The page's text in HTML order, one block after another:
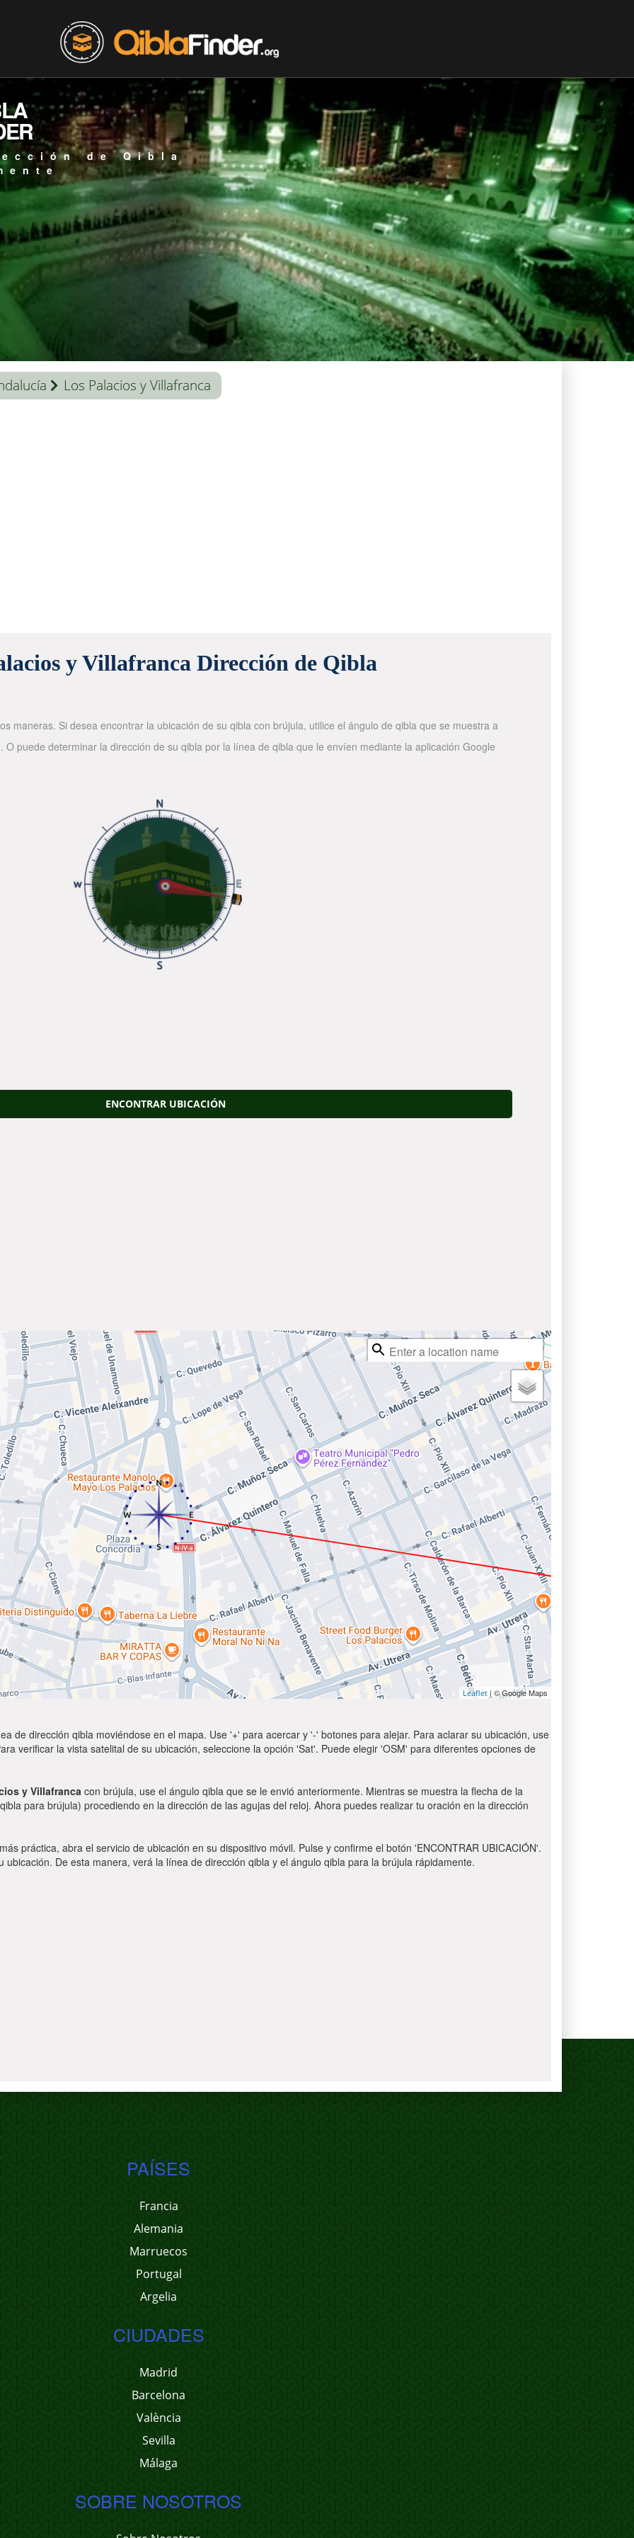
de Qibla
Los Palacios y Villafranca
y Villafranca Dirección de Qibla
maneras. Si desea encontrar la ubicación de su qibla con brújula, utilice el ángulo de qibla que se muestra a
puede determinar la dirección de su qibla por la línea de qibla que le envíen mediante la aplicación Google
ENCONTRAR UBICACIÓN
Leaflet | © Google Maps
de dirección qibla moviéndose en el mapa. Use '+' para acercar y '-' botones para alejar. Para aclarar su ubicación, use
verificar la vista satelital de su ubicación, seleccione la opción 'Sat'. Puede elegir 'OSM' para diferentes opciones de
y Villafranca con brújula, use el ángulo qibla que se le envió anteriormente. Mientras se muestra la flecha de la
para brújula) procediendo en la dirección de las agujas del reloj. Ahora puedes realizar tu oración en la dirección
práctica, abra el servicio de ubicación en su dispositivo móvil. Pulse y confirme el botón 'ENCONTRAR UBICACIÓN'.
De esta manera, verá la línea de dirección qibla y el ángulo qibla para la brújula rápidamente.
PAÍSES
Francia
Alemania
Marruecos
Portugal
Argelia
CIUDADES
Madrid
Barcelona
València
Sevilla
Málaga
SOBRE NOSOTROS